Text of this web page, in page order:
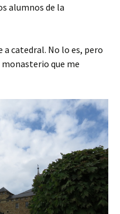
alumnos de la
a catedral. No lo es, pero
que me